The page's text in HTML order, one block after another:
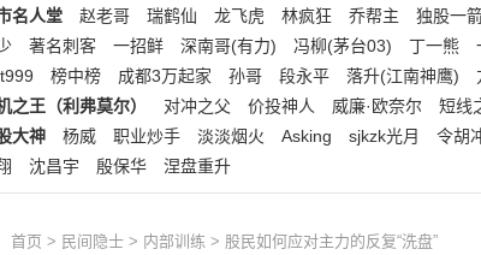
名人堂
赵老哥 瑞鹤仙 龙飞虎 林疯狂 乔帮主 独股一
著名刺客 一招鲜 深南哥(有力) 冯柳(茅台03) 丁一熊
榜中榜 成都3万起家 孙哥 段永平 落升(江南神鹰)
之王（利弗莫尔）
对冲之父 价投神人 威廉·欧奈尔 短线
大神
杨威 职业炒手 淡淡烟火 Asking sjkzk光月 令胡
沈昌宇 殷保华 涅盘重升
首页 > 民间隐士> 内部训练 > 股民如何应对主力的反复“洗盘”